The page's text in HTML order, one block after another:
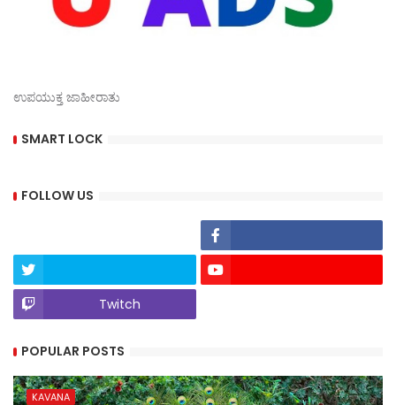
ಉಪಯುಕ್ತ ಜಾಹೀರಾತು
SMART LOCK
FOLLOW US
Twitch
POPULAR POSTS
KAVANA